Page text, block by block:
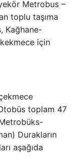
Metrobus –
toplu taşıma
Kağhane-
için
toplam 47
Durakların
aşağıda